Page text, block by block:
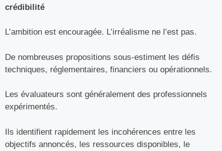
crédibilité
L’ambition est encouragée. L’irréalisme ne l’est pas.
De nombreuses propositions sous-estiment les défis
techniques, réglementaires, financiers ou opérationnels.
Les évaluateurs sont généralement des professionnels
expérimentés.
Ils identifient rapidement les incohérences entre les
objectifs annoncés, les ressources disponibles, le